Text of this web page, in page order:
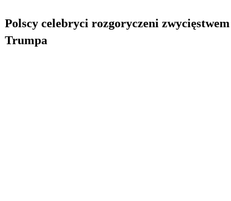
Polscy celebryci rozgoryczeni zwycięstwem
Trumpa